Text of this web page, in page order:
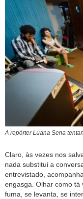
A repórter Luana Sena
Claro, às vezes nos
nada substitui a
entrevistado,
engasga. Olhar como tá
fuma, se levanta, se